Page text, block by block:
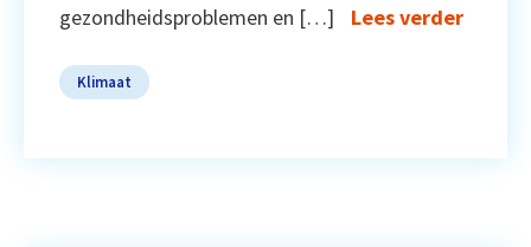
gezondheidsproblemen en […]
Lees verder
Klimaat